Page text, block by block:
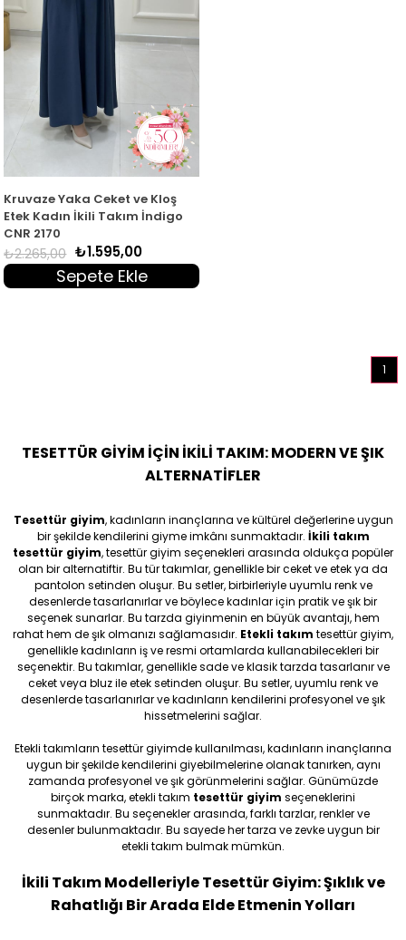
Kruvaze Yaka Ceket ve Kloş
Etek Kadın İkili Takım İndigo
CNR 2170
₺1.595,00
₺2.265,00
Sepete Ekle
1
TESETTÜR GİYİM İÇİN İKİLİ TAKIM: MODERN VE ŞIK
ALTERNATİFLER
Tesettür giyim, kadınların inançlarına ve kültürel değerlerine uygun
bir şekilde kendilerini giyme imkânı sunmaktadır. İkili takım
tesettür giyim, tesettür giyim seçenekleri arasında oldukça popüler
olan bir alternatiftir. Bu tür takımlar, genellikle bir ceket ve etek ya da
pantolon setinden oluşur. Bu setler, birbirleriyle uyumlu renk ve
desenlerde tasarlanırlar ve böylece kadınlar için pratik ve şık bir
seçenek sunarlar. Bu tarzda giyinmenin en büyük avantajı, hem
rahat hem de şık olmanızı sağlamasıdır. Etekli takım tesettür giyim,
genellikle kadınların iş ve resmi ortamlarda kullanabilecekleri bir
seçenektir. Bu takımlar, genellikle sade ve klasik tarzda tasarlanır ve
ceket veya bluz ile etek setinden oluşur. Bu setler, uyumlu renk ve
desenlerde tasarlanırlar ve kadınların kendilerini profesyonel ve şık
hissetmelerini sağlar.
Etekli takımların tesettür giyimde kullanılması, kadınların inançlarına
uygun bir şekilde kendilerini giyebilmelerine olanak tanırken, aynı
zamanda profesyonel ve şık görünmelerini sağlar. Günümüzde
birçok marka, etekli takım tesettür giyim seçeneklerini
sunmaktadır. Bu seçenekler arasında, farklı tarzlar, renkler ve
desenler bulunmaktadır. Bu sayede her tarza ve zevke uygun bir
etekli takım bulmak mümkün.
İkili Takım Modelleriyle Tesettür Giyim: Şıklık ve
Rahatlığı Bir Arada Elde Etmenin Yolları